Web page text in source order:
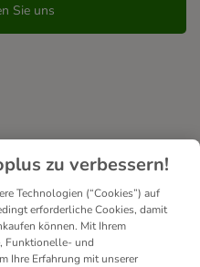
Sie uns
zu verbessern!
Technologien (“Cookies”) auf
erforderliche Cookies, damit
können. Mit Ihrem
Funktionelle- und
Ihre Erfahrung mit unserer